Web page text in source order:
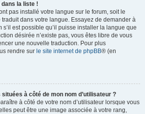
dans la liste !
pas installé votre langue sur le forum, soit le
traduit dans votre langue. Essayez de demander à
est possible qu’il puisse installer la langue que
désirée n’existe pas, vous êtes libre de vous
une nouvelle traduction. Pour plus
rendre sur le site internet de phpBB® (en
à côté de mon nom d’utilisateur ?
à côté de votre nom d’utilisateur lorsque vous
peut être une image associée à votre rang,